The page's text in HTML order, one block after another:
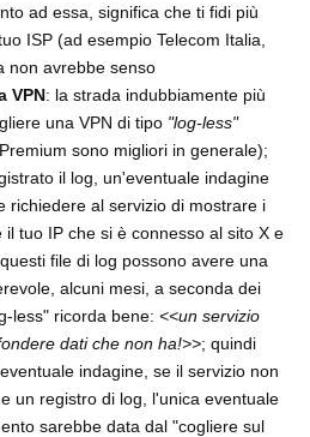
ad essa, significa che ti fidi più
ISP (ad esempio Telecom Italia,
non avrebbe senso
VPN: la strada indubbiamente più
una VPN di tipo "log-less"
sono migliori in generale);
il log, un'eventuale indagine
richiedere al servizio di mostrare i
tuo IP che si è connesso al sito X e
file di log possono avere una
alcuni mesi, a seconda dei
less" ricorda bene: <<un servizio
dati che non ha!>>; quindi
indagine, se il servizio non
un registro di log, l'unica eventuale
sarebbe data dal "cogliere sul